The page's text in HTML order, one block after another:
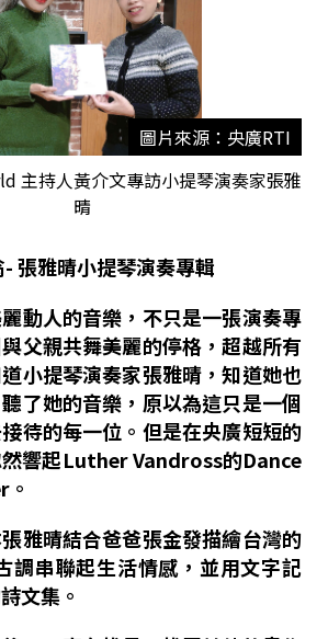
圖片來源：央廣RTI
主持人黃介文專訪小提琴演奏家張雅
晴
-張雅晴小提琴演奏專輯
動人的音樂 ， 不只是一張演奏專
父親共舞美麗的停格 ，超越所有
小提琴演奏家張雅晴 ，知道她也
聽了她的音樂 ， 原以為這只是一個
待的每一位。但是在央廣短短的
然響起Luther Vandross的Dance
雅晴結合爸爸張金發描繪台灣的
調串聯起生活情感 ， 並用文字記
文集。